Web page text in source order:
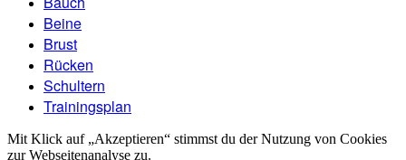
Beine
Brust
Rücken
Schultern
Trainingsplan
Mit Klick auf „Akzeptieren“ stimmst du der Nutzung von Cookies
zur Webseitenanalyse zu.